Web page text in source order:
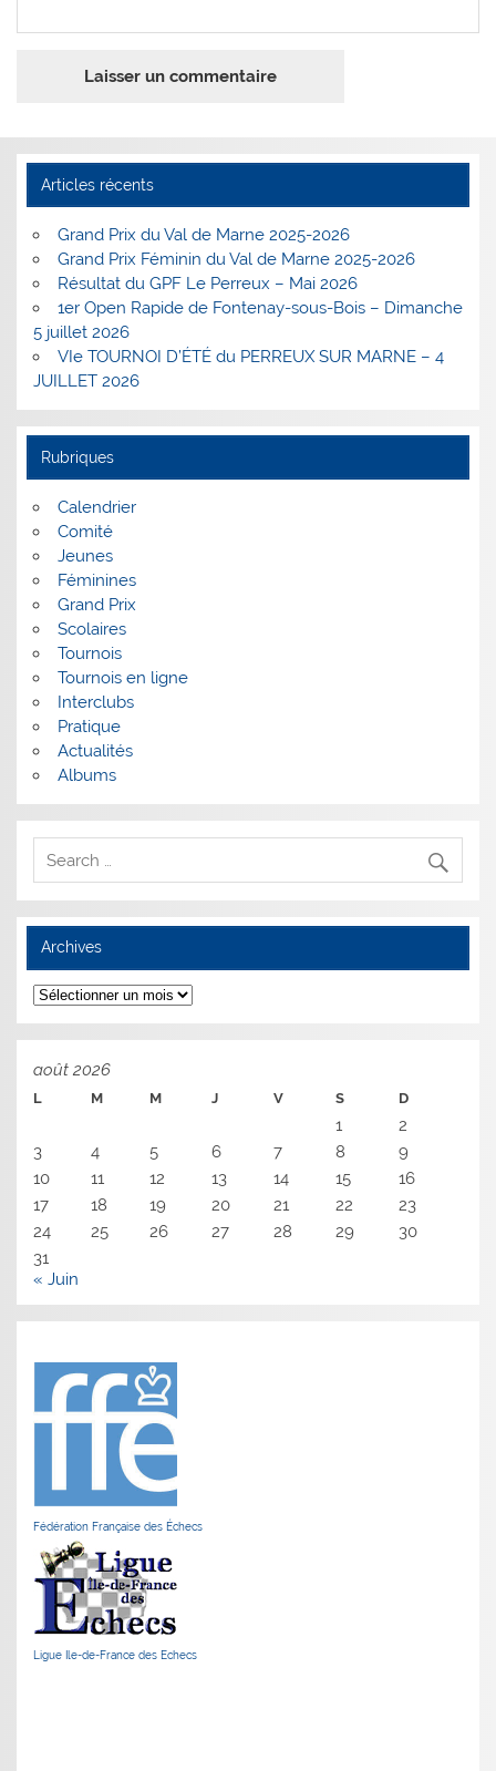
Articles récents
Grand Prix du Val de Marne 2025-2026
Grand Prix Féminin du Val de Marne 2025-2026
Résultat du GPF Le Perreux – Mai 2026
1er Open Rapide de Fontenay-sous-Bois – Dimanche
5 juillet 2026
VIe TOURNOI D’ÉTÉ du PERREUX SUR MARNE – 4
JUILLET 2026
Rubriques
Calendrier
Comité
Jeunes
Féminines
Grand Prix
Scolaires
Tournois
Tournois en ligne
Interclubs
Pratique
Actualités
Albums
Archives
Archives
août 2026
L M M J V S D
1
2
3
4 5 6 7 8
9
10
11 12 13 14 15
16
17
18 19 20 21 22
23
24
25 26 27 28 29
30
31
« Juin
Fédération Française des Échecs
Ligue Ile-de-France des Echecs